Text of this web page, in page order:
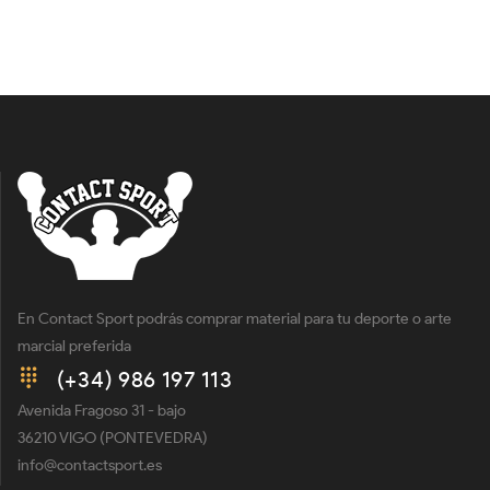
En Contact Sport podrás comprar material para tu deporte o arte
marcial preferida
(+34) 986 197 113
Avenida Fragoso 31 - bajo
36210 VIGO (PONTEVEDRA)
info@contactsport.es